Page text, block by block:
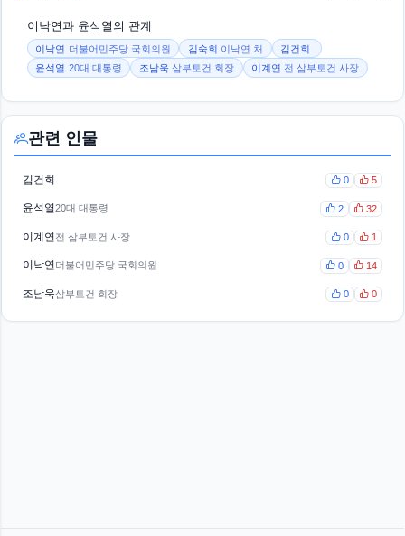
이낙연과 윤석열의 관계
이낙연 더불어민주당 국회의원 김숙희 이낙연 처
김건희
윤석열 20대 대통령 조남욱 삼부토건 회장 이계연 전 삼부토건 사장
관련 인물
김건희 0 5
윤석열20대 대통령 2 32
이계연 전 삼부토건 사장 0 1
이낙연 더불어민주당 국회의원 0 14
조남욱삼부토건 회장 0 0